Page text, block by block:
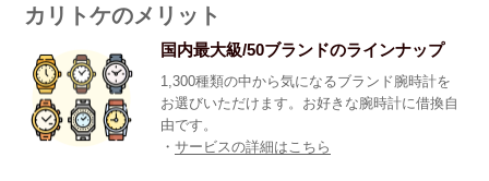
カリトケのメリット
国内最大級/50ブランドのラインナップ
1,300種類の中から気になるブランド腕時計を
お選びいただけます。お好きな腕時計に借換自
由です。
・サービスの詳細はこちら